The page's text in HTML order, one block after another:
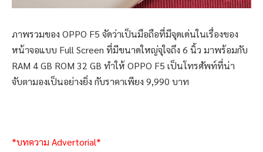
ภาพรวมของ OPPO F5 จัดว่าเป็นมือถือที่มีจุดเด่นในเรื่องของ
หน้าจอแบบ Full Screen ที่มีขนาดใหญ่จุใจถึง 6 นิ้ว มาพร้อมกับ
RAM 4 GB ROM 32 GB ทำให้ OPPO F5 เป็นโทรศัพท์ที่น่า
จับตามองเป็นอย่างยิ่ง กับราคาเพียง 9,990 บาท
*บทความ Advertorial*